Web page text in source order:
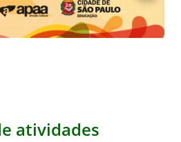
atividades